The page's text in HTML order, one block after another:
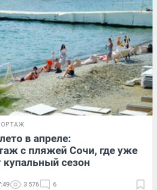
в апреле:
с пляжей Сочи, где уже
сезон
3 576 6